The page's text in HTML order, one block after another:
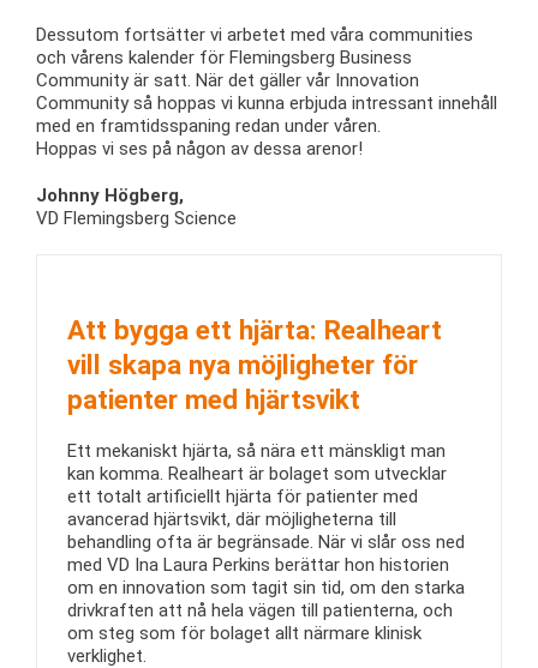
Dessutom fortsätter vi arbetet med våra communities
och vårens kalender för Flemingsberg Business
Community är satt. När det gäller vår Innovation
Community så hoppas vi kunna erbjuda intressant innehåll
med en framtidsspaning redan under våren.
Hoppas vi ses på någon av dessa arenor!
Johnny Högberg,
VD Flemingsberg Science
Att bygga ett hjärta: Realheart
vill skapa nya möjligheter för
patienter med hjärtsvikt
Ett mekaniskt hjärta, så nära ett mänskligt man
kan komma. Realheart är bolaget som utvecklar
ett totalt artificiellt hjärta för patienter med
avancerad hjärtsvikt, där möjligheterna till
behandling ofta är begränsade. När vi slår oss ned
med VD Ina Laura Perkins berättar hon historien
om en innovation som tagit sin tid, om den starka
drivkraften att nå hela vägen till patienterna, och
om steg som för bolaget allt närmare klinisk
verklighet.